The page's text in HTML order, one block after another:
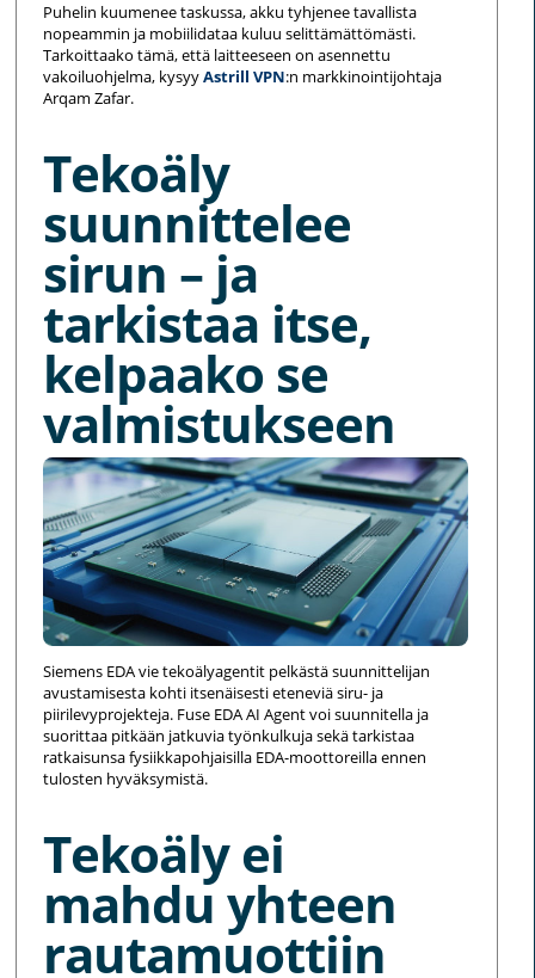
Puhelin kuumenee taskussa, akku tyhjenee tavallista
nopeammin ja mobiilidataa kuluu selittämättömästi.
Tarkoittaako tämä, että laitteeseen on asennettu
vakoiluohjelma, kysyyAstrill VPN:n markkinointijohtaja
Arqam Zafar.
Tekoäly
suunnittelee
sirun – ja
tarkistaa itse,
kelpaako se
valmistukseen
Siemens EDA vie tekoälyagentit pelkästä suunnittelijan
avustamisesta kohti itsenäisesti eteneviä siru- ja
piirilevyprojekteja. Fuse EDA AI Agent voi suunnitella ja
suorittaa pitkään jatkuvia työnkulkuja sekä tarkistaa
ratkaisunsa fysiikkapohjaisilla EDA-moottoreilla ennen
tulosten hyväksymistä.
Tekoäly ei
mahdu yhteen
rautamuottiin